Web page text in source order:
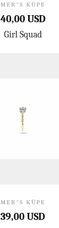
MER"S KÜPE
40,00 USD
Girl Squad
MER"S KÜPE
39,00 USD